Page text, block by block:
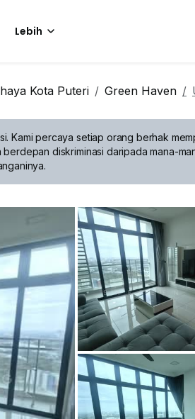
Lebih
Kota Puteri Green Haven
Kami percaya setiap orang berhak
diskriminasi daripada mana-